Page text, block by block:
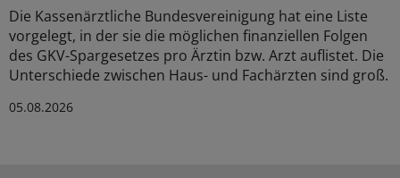
Die Kassenärztliche Bundesvereinigung hat eine Liste
vorgelegt, in der sie die möglichen finanziellen Folgen
des GKV-Spargesetzes pro Ärztin bzw. Arzt auflistet. Die
Unterschiede zwischen Haus- und Fachärzten sind groß.
05.08.2026